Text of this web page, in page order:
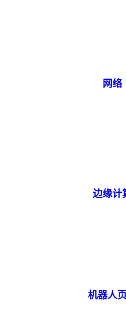
网络
边缘计
机器人